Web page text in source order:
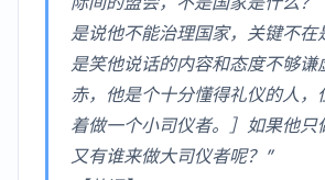
是说他不能治理国家，关键不在
是笑他说话的内容和态度不够谦
赤，他是个十分懂得礼仪的人，
着做一个小司仪者。］如果他只
又有谁来做大司仪者呢？”